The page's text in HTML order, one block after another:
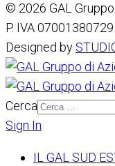
© 2026 GAL
P. IVA
Designed by
Cerca
Sign In
IL GAL SUD